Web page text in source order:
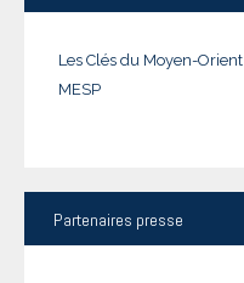
Les Clés du Moyen-Orient
MESP
Partenaires presse